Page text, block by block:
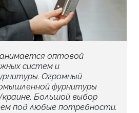
оптовой
систем и
Огромный
фурнитуры
Большой выбор
под любые потребности.